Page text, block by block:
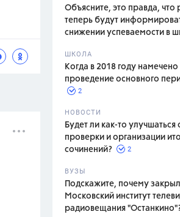
Объясните, это правда, что
теперь будут
снижении успеваемости в
ШКОЛА
Когда в 2018 году намечено
проведение основного
2
НОВОСТИ
Будет ли как-то улучшаться
проверки и организации
сочинений?
2
ВУЗЫ
Подскажите, почему
Московский институт
радиовещания